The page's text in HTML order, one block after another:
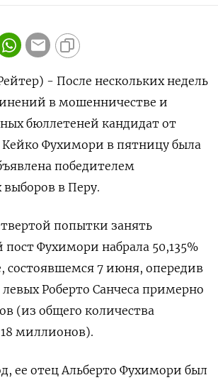
- После нескольких недель
в мошенничестве ‌и
бюллетеней кандидат от
Кейко Фухимори ​в ​пятницу была
победителем
в Перу.
попытки занять
Фухимори набрала ‌50,135%
состоявшемся 7 июня, опередив
Роберто Санчеса примерно
(из общего ​количества
миллионов).
ее отец Альберто Фухимори был